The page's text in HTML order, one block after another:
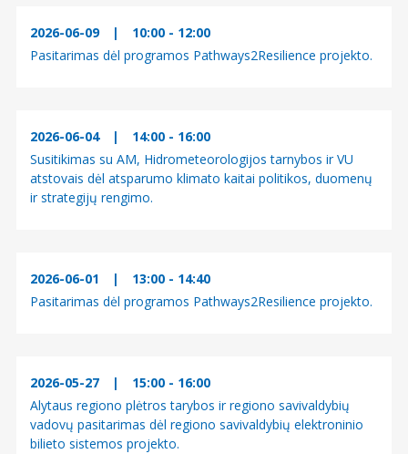
2026-06-09 |
10:00 - 12:00
Pasitarimas dėl programos Pathways2Resilience projekto.
2026-06-04 |
14:00 - 16:00
Susitikimas su AM, Hidrometeorologijos tarnybos ir VU
atstovais dėl atsparumo klimato kaitai politikos, duomenų
ir strategijų rengimo.
2026-06-01 |
13:00 - 14:40
Pasitarimas dėl programos Pathways2Resilience projekto.
2026-05-27 |
15:00 - 16:00
Alytaus regiono plėtros tarybos ir regiono savivaldybių
vadovų pasitarimas dėl regiono savivaldybių elektroninio
bilieto sistemos projekto.